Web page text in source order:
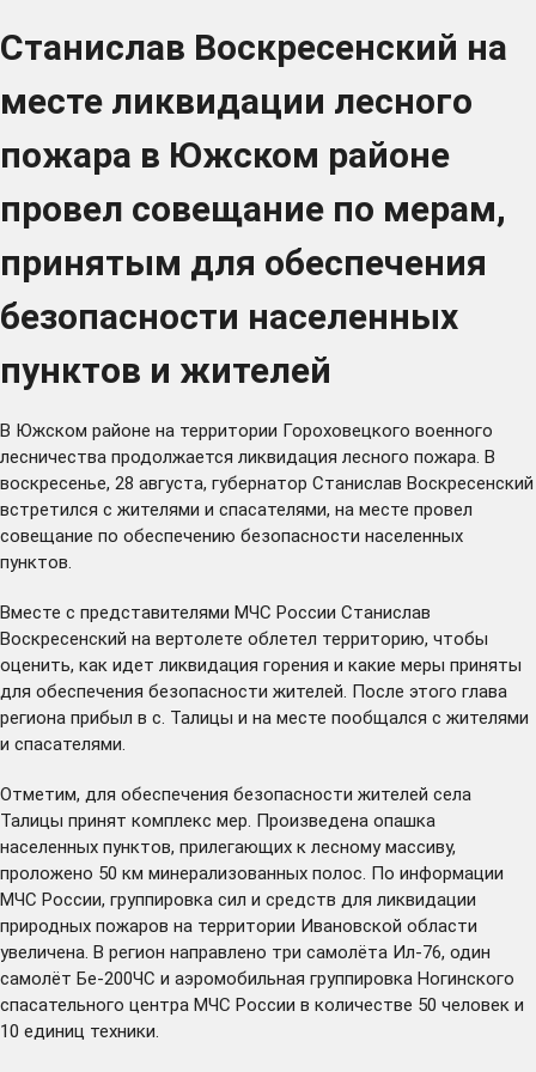
Станислав Воскресенский на
месте ликвидации лесного
пожара в Южском районе
провел совещание по мерам,
принятым для обеспечения
безопасности населенных
пунктов и жителей
В Южском районе на территории Гороховецкого военного
лесничества продолжается ликвидация лесного пожара. В
воскресенье, 28 августа, губернатор Станислав Воскресенский
встретился с жителями и спасателями, на месте провел
совещание по обеспечению безопасности населенных
пунктов.
Вместе с представителями МЧС России Станислав
Воскресенский на вертолете облетел территорию, чтобы
оценить, как идет ликвидация горения и какие меры приняты
для обеспечения безопасности жителей. После этого глава
региона прибыл в с. Талицы и на месте пообщался с жителями
и спасателями.
Отметим, для обеспечения безопасности жителей села
Талицы принят комплекс мер. Произведена опашка
населенных пунктов, прилегающих к лесному массиву,
проложено 50 км минерализованных полос. По информации
МЧС России, группировка сил и средств для ликвидации
природных пожаров на территории Ивановской области
увеличена. В регион направлено три самолёта Ил-76, один
самолёт Бе-200ЧС и аэромобильная группировка Ногинского
спасательного центра МЧС России в количестве 50 человек и
10 единиц техники.